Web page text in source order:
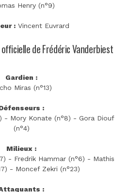
Henry (n°9)
:Vincent Euvrard
de Frédéric Vanderbiest
Gardien :
Miras (n°13)
:
- Mory Konate (n°8) - Gora Diouf
(n°4)
Milieux :
- Fredrik Hammar (n°6) - Mathis
- Moncef Zekri (n°23)
: